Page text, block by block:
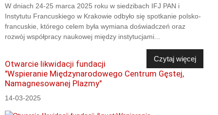
W dniach 24-25 marca 2025 roku w siedzibach IFJ PAN i
Instytutu Francuskiego w Krakowie odbyło się spotkanie polsko-
francuskie, którego celem była wymiana doświadczeń oraz
rozwój współpracy naukowej między instytucjami...
Czytaj więcej
Otwarcie likwidacji fundacji
"Wspieranie Międzynarodowego Centrum Gęstej,
Namagnesowanej Plazmy"
14-03-2025